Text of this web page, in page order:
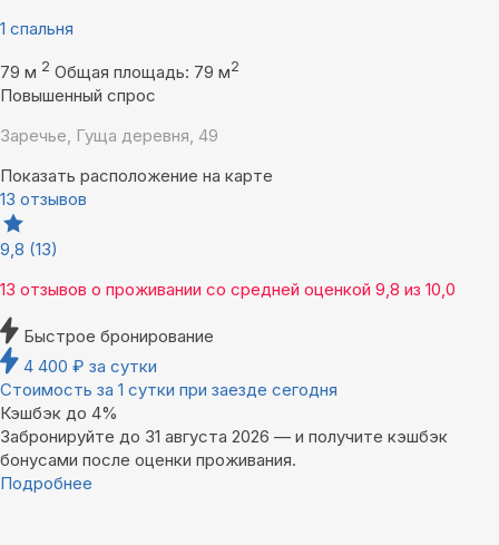
1 спальня
79 м 2 Общая площадь: 79 м2
Повышенный спрос
Заречье, Гуща деревня, 49
Показать расположение на карте
13 отзывов
9,8 (13)
13 отзывов о проживании со средней оценкой 9,8 из 10,0
Быстрое бронирование
4 400 ₽ за сутки
Стоимость за 1 сутки при заезде сегодня
Кэшбэк до 4%
Забронируйте до 31 августа 2026 — и получите кэшбэк
бонусами после оценки проживания.
Подробнее